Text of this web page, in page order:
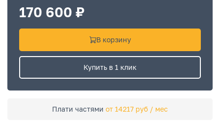
170 600 ₽
В корзину
Купить в 1 клик
Плати частями от 14217 руб / мес